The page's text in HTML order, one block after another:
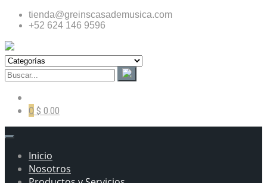
tienda@greinscasademusica.com
+52 624 146 9596
0 $ 0.00
Inicio
Nosotros